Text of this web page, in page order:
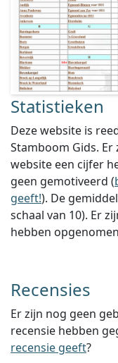
Statistieken
Deze website is
Stamboom Gids. Er
website een cijfer
geen gemotiveerd (
geeft!). De
schaal van 10). Er
hebben
Recensies
Er zijn nog geen
recensie hebben
recensie geeft?